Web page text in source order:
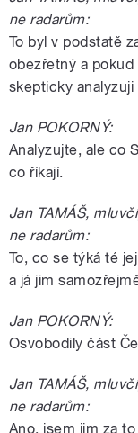
ne radarům:
To byl v podstatě
obezřetný a
skepticky
Jan POKORNÝ:
Analyzujte, ale co
co říkají.
Jan TAMÁŠ,
ne radarům:
To, co se týká té
a já jim
Jan POKORNÝ:
Osvobodily část
Jan TAMÁŠ,
ne radarům:
Ano, jsem jim za